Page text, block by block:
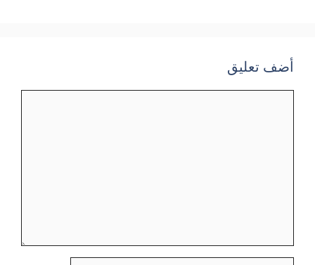
أضف تعليق